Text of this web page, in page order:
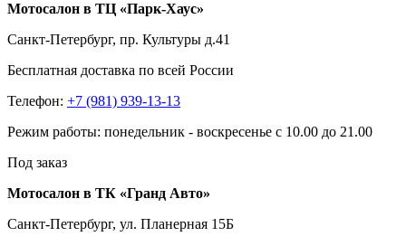
Мотосалон в ТЦ «Парк-Хаус»
Санкт-Петербург, пр. Культуры д.41
Бесплатная доставка по всей России
Телефон: +7 (981) 939-13-13
Режим работы: понедельник - воскресенье с 10.00 до 21.00
Под заказ
Мотосалон в ТК «Гранд Авто»
Санкт-Петербург, ул. Планерная 15Б